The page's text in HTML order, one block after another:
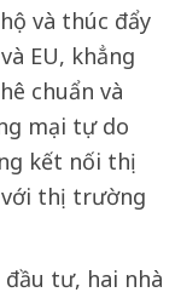
và thúc đẩy
EU, khẳng
chuẩn và
mại tự do
kết nối thị
thị trường
tư, hai nhà